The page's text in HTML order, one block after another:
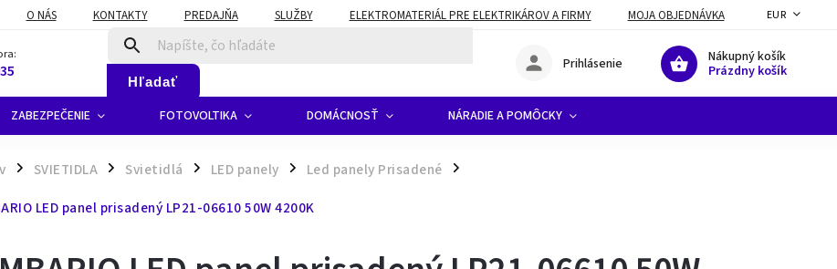
O NÁS KONTAKTY PREDAJŇA SLUŽBY ELEKTROMATERIÁL PRE ELEKTRIKÁROV A FIRMY MOJA OBJEDNÁVKA EUR
Hľadať
Nákupný košík
Prázdny košík
Prihlásenie
ZABEZPEČENIE FOTOVOLTIKA DOMÁCNOSŤ NÁRADIE A POMÔCKY
/ SVIETIDLA / Svietidlá / LED panely / Led panely Prisadené /
LED panel prisadený LP21-06610 50W 4200K